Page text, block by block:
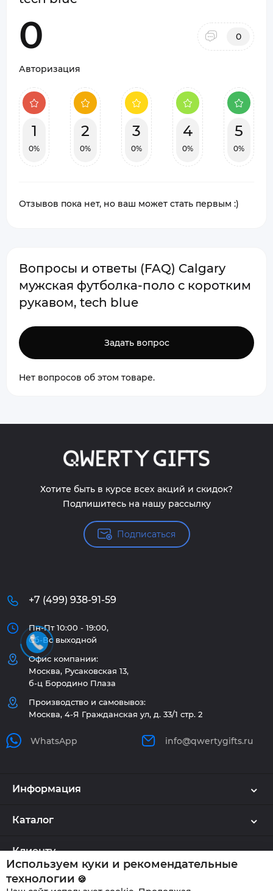
0 0
Авторизация
1
0%
2
0%
3
0%
4
0%
5
0%
Отзывов пока нет, но ваш может стать первым :)
Вопросы и ответы (FAQ) Calgary
мужская футболка-поло с коротким
рукавом, tech blue
Задать вопрос
Нет вопросов об этом товаре.
Хотите быть в курсе всех акций и скидок?
Подпишитесь на нашу рассылку
Подписаться
+7 (499) 938-91-59
Пн-Пт 10:00 - 19:00,
Сб-Вс выходной
Офис компании:
Москва, Русаковская 13,
б-ц Бородино Плаза
Производство и самовывоз:
Москва, 4-Я Гражданская ул, д. 33/1 стр. 2
WhatsApp info@qwertygifts.ru
Информация
Каталог
Клиенту
Используем куки и рекомендательные
технологии 🍪